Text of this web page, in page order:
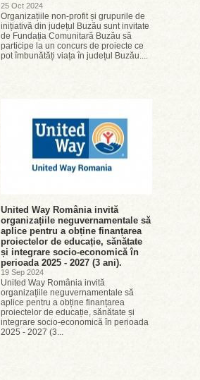
25 Oct 2024
Organizațiile non-profit și grupurile de
inițiativă din județul Buzău sunt invitate
de Fundația Comunitară Buzău să
participe la un concurs de proiecte ce
pot îmbunătăți viața în județul Buzău....
United Way România invită
organizațiile neguvernamentale să
aplice pentru a obține finanțarea
proiectelor de educație, sănătate
și integrare socio-economică în
perioada 2025 - 2027 (3 ani).
19 Sep 2024
United Way România invită
organizațiile neguvernamentale să
aplice pentru a obține finanțarea
proiectelor de educație, sănătate și
integrare socio-economică în perioada
2025 - 2027 (3...